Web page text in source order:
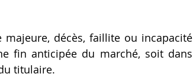
décès, faillite ou incapacité
fin anticipée du marché, soit dans
titulaire.